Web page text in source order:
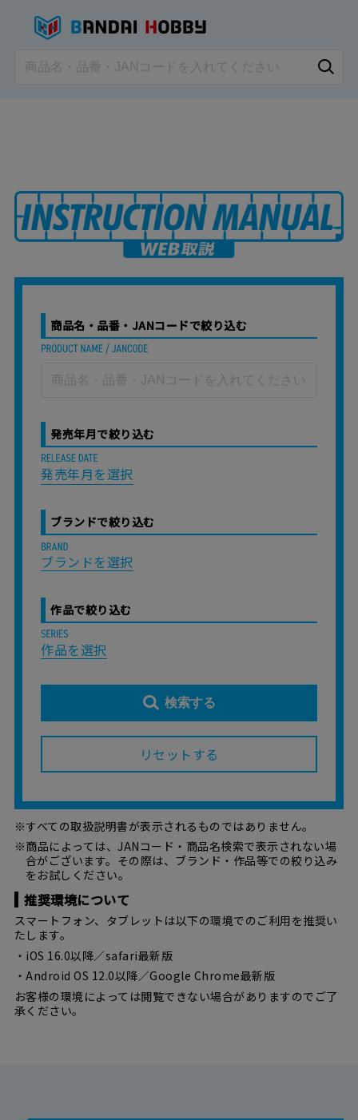
商品名・品番・JANコードで絞り込む
発売年月で絞り込む
発売年月を選択
ブランドで絞り込む
ブランドを選択
作品で絞り込む
作品を選択
リセットする
検索する
※すべての取扱説明書が表示されるものではありません。
※商品によっては、JANコード・商品名検索で表示されない場
合がございます。その際は、ブランド・作品等での絞り込み
をお試しください。
推奨環境について
スマートフォン、タブレットは以下の環境でのご利用を推奨い
たします。
・iOS 16.0以降／safari最新版
・Android OS 12.0以降／Google Chrome最新版
お客様の環境によっては閲覧できない場合がありますのでご了
承ください。